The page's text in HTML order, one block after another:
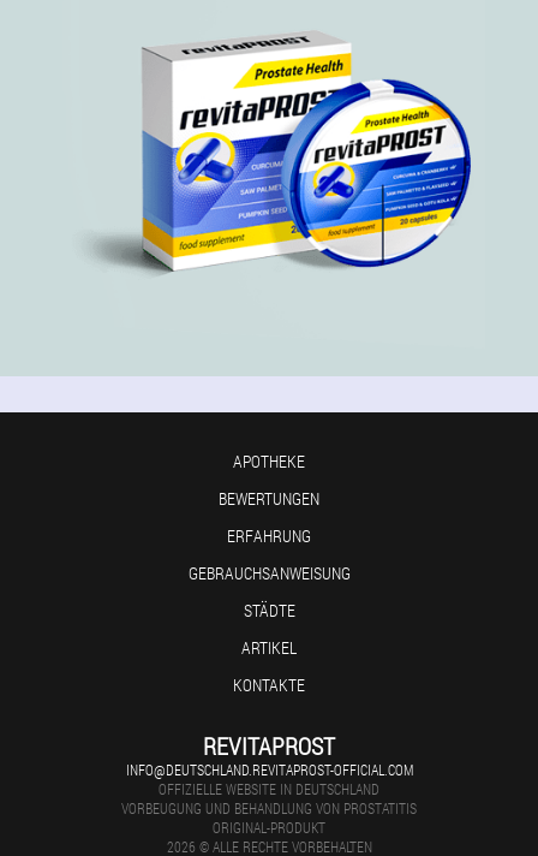
APOTHEKE
BEWERTUNGEN
ERFAHRUNG
GEBRAUCHSANWEISUNG
STÄDTE
ARTIKEL
KONTAKTE
REVITAPROST
INFO@DEUTSCHLAND.REVITAPROST-OFFICIAL.COM
OFFIZIELLE WEBSITE IN DEUTSCHLAND
VORBEUGUNG UND BEHANDLUNG VON PROSTATITIS
ORIGINAL-PRODUKT
2026 © ALLE RECHTE VORBEHALTEN